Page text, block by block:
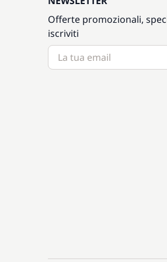
Offerte promozionali,
iscriviti